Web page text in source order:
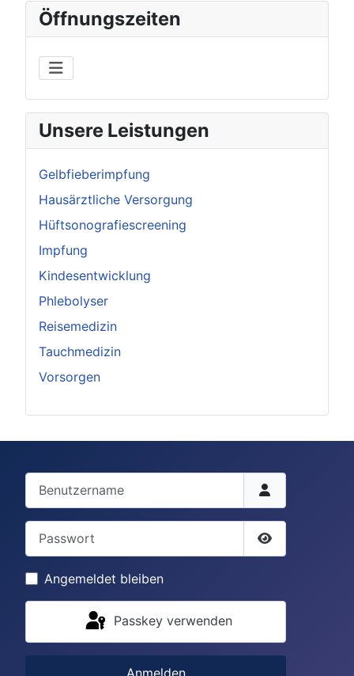
Öffnungszeiten
Unsere Leistungen
Gelbfieberimpfung
Hausärztliche Versorgung
Hüftsonografiescreening
Impfung
Kindesentwicklung
Phlebolyser
Reisemedizin
Tauchmedizin
Vorsorgen
Benutzername
Passwort
Passwort
Angemeldet bleiben
Passkey verwenden